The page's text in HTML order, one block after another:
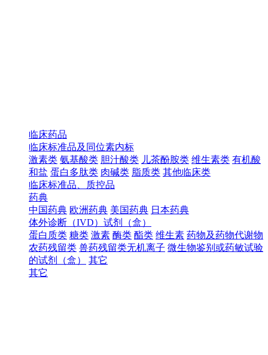
临床药品
临床标准品及同位素内标
激素类 氨基酸类 胆汁酸类 儿茶酚胺类 维生素类 有机酸
和盐 蛋白多肽类 肉碱类 脂质类 其他临床类
临床标准品、质控品
药典
中国药典 欧洲药典 美国药典 日本药典
体外诊断（IVD）试剂（盒）
蛋白质类 糖类 激素 酶类 酯类 维生素 药物及药物代谢物
农药残留类 兽药残留类无机离子 微生物鉴别或药敏试验
的试剂（盒）
其它
其它